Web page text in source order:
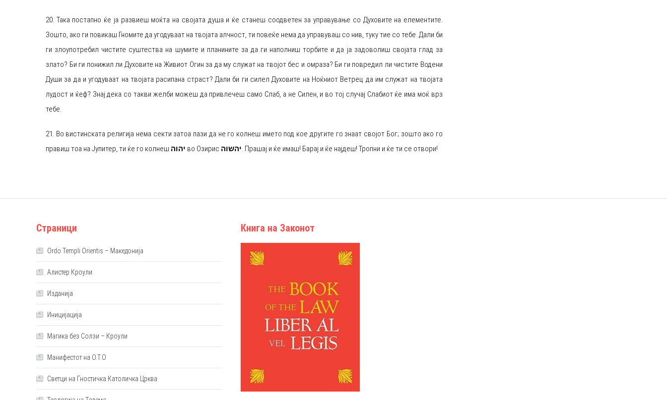
20. Така постапно ќе ја развиеш моќта на својата душа и ќе станеш соодветен за управување со Духовите на елементите.
Зошто, ако ги повикаш Гномите да угодуваат на твојата алчност, ти повеќе нема да управуваш со нив, туку тие со тебе. Дали би
ги злоупотребил чистите суштества на шумите и планините за да ги наполниш торбите и да ја задоволиш својата глад за
злато? Би ги понижил ли Духовите на Живиот Огин за да му служат на твојот бес и омраза? Би ги повредил ли чистите Водени
Души за да и угодуваат на твојата расипана страст? Дали би ги силел Духовите на Ноќниот Ветрец да им служат на твојата
лудост и ќеф? Знај дека со такви желби можеш да привлечеш само Слаб, а не Силен, и во тој случај Слабиот ќе има моќ врз
тебе.
21. Во вистинската религија нема секти затоа пази да не го колнеш името под кое другите го знаат својот Бог; зошто ако го
правиш тоа на Јупитер, ти ќе го колнеш יהוה во Озирис יהשוה. Прашај и ќе имаш! Барај и ќе најдеш! Тропни и ќе ти се отвори!
Страници
Ordo Templi Orientis – Македонија
Алистер Кроули
Изданија
Иницијација
Магика без Солзи – Кроули
Манифестот на О.Т.О
Светци на Гностичка Католичка Црква
Книга на Законот